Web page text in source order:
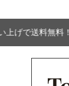
げで送料無料